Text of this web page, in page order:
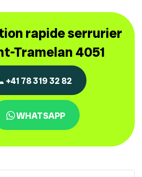
rapide serrurier
Tramelan 4051
+41 78 319 32 82
WHATSAPP